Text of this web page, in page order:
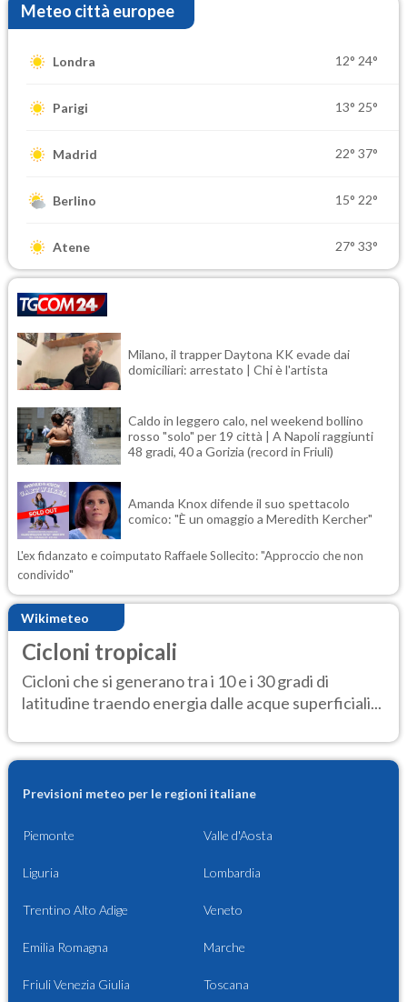
Meteo città europee
Londra 12° 24°
Parigi 13° 25°
Madrid 22° 37°
Berlino 15° 22°
Atene 27° 33°
Milano, il trapper Daytona KK evade dai
domiciliari: arrestato | Chi è l'artista
Caldo in leggero calo, nel weekend bollino
rosso "solo" per 19 città | A Napoli raggiunti
48 gradi, 40 a Gorizia (record in Friuli)
Amanda Knox difende il suo spettacolo
comico: "È un omaggio a Meredith Kercher"
L'ex fidanzato e coimputato Raffaele Sollecito: "Approccio che non
condivido"
Wikimeteo
Cicloni tropicali
Cicloni che si generano tra i 10 e i 30 gradi di
latitudine traendo energia dalle acque superficiali...
Previsioni meteo per le regioni italiane
Piemonte Valle d'Aosta
Liguria Lombardia
Trentino Alto Adige Veneto
Emilia Romagna Marche
Friuli Venezia Giulia Toscana